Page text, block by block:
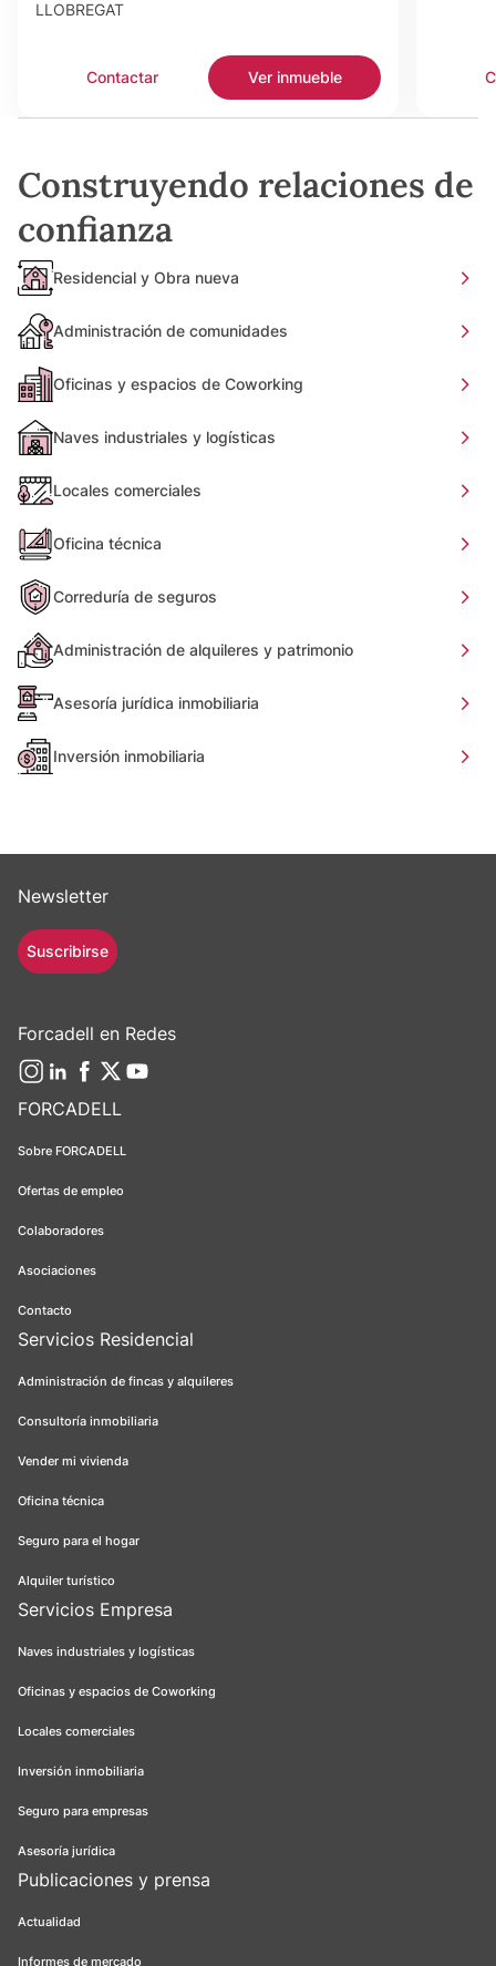
LLOBREGAT
Contactar Ver inmueble
Construyendo relaciones de
confianza
Residencial y Obra nueva
Administración de comunidades
Oficinas y espacios de Coworking
Naves industriales y logísticas
Locales comerciales
Oficina técnica
Correduría de seguros
Administración de alquileres y patrimonio
Asesoría jurídica inmobiliaria
Inversión inmobiliaria
FORCADELL
Sobre FORCADELL
Ofertas de empleo
Colaboradores
Asociaciones
Contacto
Servicios Residencial
Administración de fincas y alquileres
Consultoría inmobiliaria
Vender mi vivienda
Oficina técnica
Seguro para el hogar
Alquiler turístico
Servicios Empresa
Naves industriales y logísticas
Oficinas y espacios de Coworking
Locales comerciales
Inversión inmobiliaria
Seguro para empresas
Asesoría jurídica
Publicaciones y prensa
Actualidad
Informes de mercado
Newsletter
Suscribirse
Forcadell en Redes